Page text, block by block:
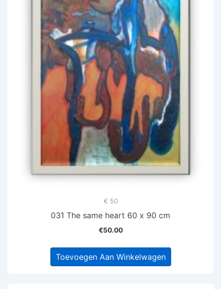
€ 50
031 The same heart 60 x 90 cm
€50.00
Toevoegen Aan Winkelwagen